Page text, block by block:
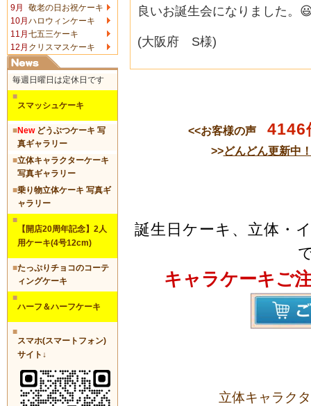
9月
敬老の日お祝ケーキ
10月 ハロウィンケーキ
11月 七五三ケーキ
12月 クリスマスケーキ
毎週日曜日は定休日です
■
スマッシュケーキ
■Newどうぶつケーキ 写
真ギャラリー
■立体キャラクターケーキ
写真ギャラリー
■乗り物立体ケーキ 写真ギ
ャラリー
■
【開店20周年記念】2人
用ケーキ(4号12cm)
■たっぷりチョコのコーテ
ィングケーキ
■
ハーフ＆ハーフケーキ
■
スマホ(スマートフォン)
サイト↓
良いお誕生会になりました。
(大阪府 S様)
<<お客様の声 4146
>>どんどん更新中
誕生日ケーキ、立体・
キャラケーキご
立体キャラク